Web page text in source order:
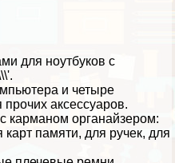
для ноутбуков с
и четыре
аксессуаров.
карманом органайзером:
памяти, для ручек, для